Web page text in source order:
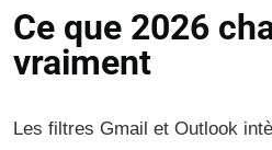
Ce que 2026
vraiment
Les filtres Gmail et Outlook